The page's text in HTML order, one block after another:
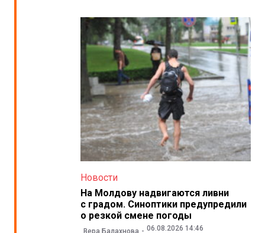
Новости
На Молдову надвигаются ливни
с градом. Синоптики предупредили
о резкой смене погоды
Вера Балахнова 06.08.2026 14:46